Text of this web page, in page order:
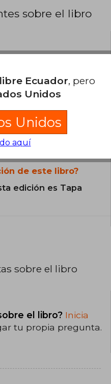
sobre el libro
el
de este libro?
edición es Tapa
sobre el libro
el libro? Inicia
tu propia pregunta.
Ecuador, pero
Unidos
Unidos
aquí